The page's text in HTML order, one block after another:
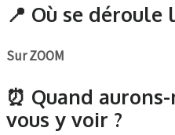
📍 Où se déroule
Sur ZOOM
⏰ Quand
vous y voir ?